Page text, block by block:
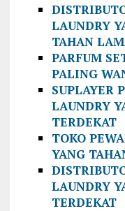
LAUNDRY
TAHAN
PARFUM
PALING
SUPLAYER
LAUNDRY
TERDEKAT
TOKO
YANG
LAUNDRY
TERDEKAT